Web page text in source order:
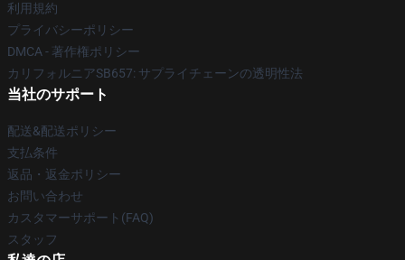
利用規約
プライバシーポリシー
DMCA - 著作権ポリシー
カリフォルニアSB657: サプライチェーンの透明性法
当社のサポート
配送&配送ポリシー
支払条件
返品・返金ポリシー
お問い合わせ
カスタマーサポート(FAQ)
スタッフ